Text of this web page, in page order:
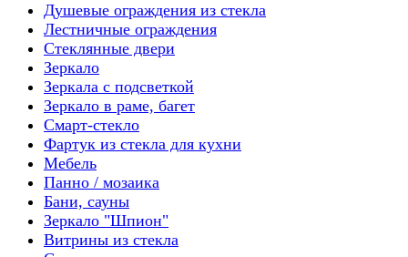
Душевые ограждения из стекла
Лестничные ограждения
Стеклянные двери
Зеркало
Зеркала с подсветкой
Зеркало в раме, багет
Смарт-стекло
Фартук из стекла для кухни
Мебель
Панно / мозаика
Бани, сауны
Зеркало "Шпион"
Витрины из стекла